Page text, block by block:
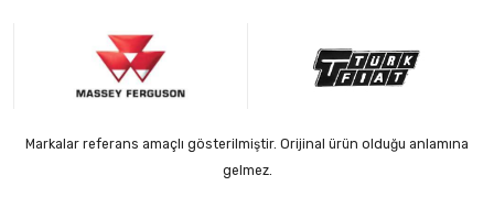
Markalar referans amaçlı gösterilmiştir. Orijinal ürün olduğu anlamına
gelmez.